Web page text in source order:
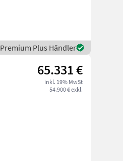
Premium Plus Händler
65.331 €
inkl. 19% MwSt
54.900 € exkl.